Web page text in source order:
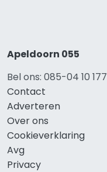
Apeldoorn 055
Bel ons: 085-04 10 177
Contact
Adverteren
Over ons
Cookieverklaring
Avg
Privacy